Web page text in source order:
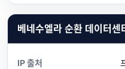
베네수엘라 순환 데이터센
IP 출처